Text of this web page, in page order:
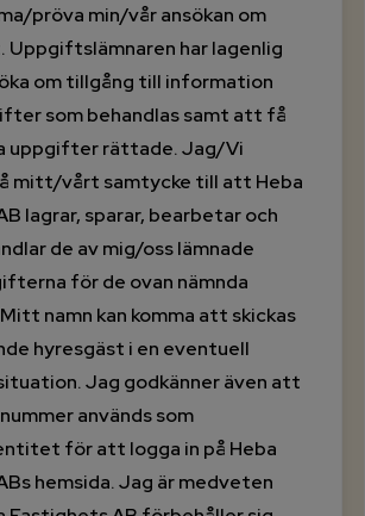
pröva min/vår ansökan om
Uppgiftslämnaren har lagenlig
om tillgång till information
som behandlas samt att få
uppgifter rättade. Jag/Vi
mitt/vårt samtycke till att Heba
lagrar, sparar, bearbetar och
de av mig/oss lämnade
för de ovan nämnda
namn kan komma att skickas
hyresgäst i en eventuell
Jag godkänner även att
används som
för att logga in på Heba
hemsida. Jag är medveten